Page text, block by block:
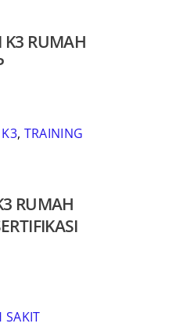
K3 RUMAH
, TRAINING
RUMAH
SAKIT